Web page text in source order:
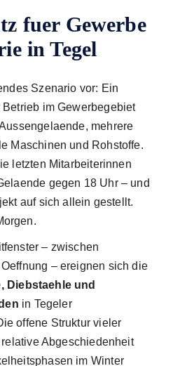
fuer Gewerbe
in Tegel
Szenario vor: Ein
im Gewerbegebiet
mehrere
Maschinen und Rohstoffe.
letzten Mitarbeiterinnen
gegen 18 Uhr – und
auf sich allein gestellt.
– zwischen
– ereignen sich die
Diebstaehle und
in Tegeler
offene Struktur vieler
Abgeschiedenheit
im Winter